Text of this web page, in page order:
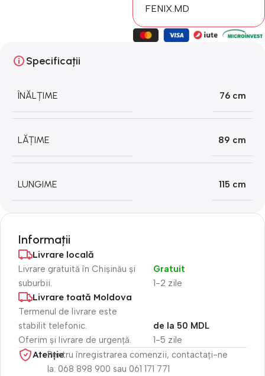
FENIX.MD
Specificații
ÎNĂLȚIME 76 cm
LĂȚIME 89 cm
LUNGIME 115 cm
Informații
Livrare locală
Livrare gratuită în Chișinău și
suburbii.
1-2 zile
Gratuit
Livrare toată Moldova
Termenul de livrare este
stabilit telefonic.
Oferim și livrare de urgență.
1-5 zile
de la 50 MDL
Atenție​Pentru înregistrarea comenzii, contactați-ne
la: 068 898 900 sau 061 171 771